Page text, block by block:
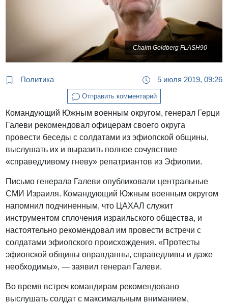
Chaim Goldberg FLASH90
Политика 5 июля 2019, 09:26
Отправить комментарий
Командующий Южным военным округом, генерал Герци
Галеви рекомендовал офицерам своего округа
провести беседы с солдатами из эфиопской общины,
выслушать их и выразить полное сочувствие
«справедливому гневу» репатриантов из Эфиопии.
Письмо генерала Галеви опубликовали центральные
СМИ Израиля. Командующий Южным военным округом
напомнил подчиненным, что ЦАХАЛ служит
инструментом сплочения израильского общества, и
настоятельно рекомендовал им провести встречи с
солдатами эфиопского происхождения. «Протесты
эфиопской общины оправданны, справедливы и даже
необходимы», — заявил генерал Галеви.
Во время встреч командирам рекомендовано
выслушать солдат с максимальным вниманием,